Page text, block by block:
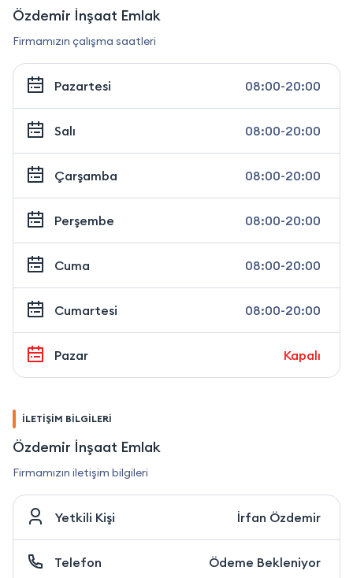
Özdemir İnşaat Emlak
Firmamızın çalışma saatleri
Pazartesi 08:00-20:00
Salı 08:00-20:00
Çarşamba 08:00-20:00
Perşembe 08:00-20:00
Cuma 08:00-20:00
Cumartesi 08:00-20:00
Pazar Kapalı
İLETİŞİM BİLGİLERİ
Özdemir İnşaat Emlak
Firmamızın iletişim bilgileri
Yetkili Kişi İrfan Özdemir
Telefon Ödeme Bekleniyor